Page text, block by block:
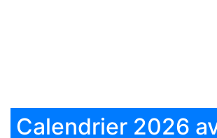
Calendrier 2026